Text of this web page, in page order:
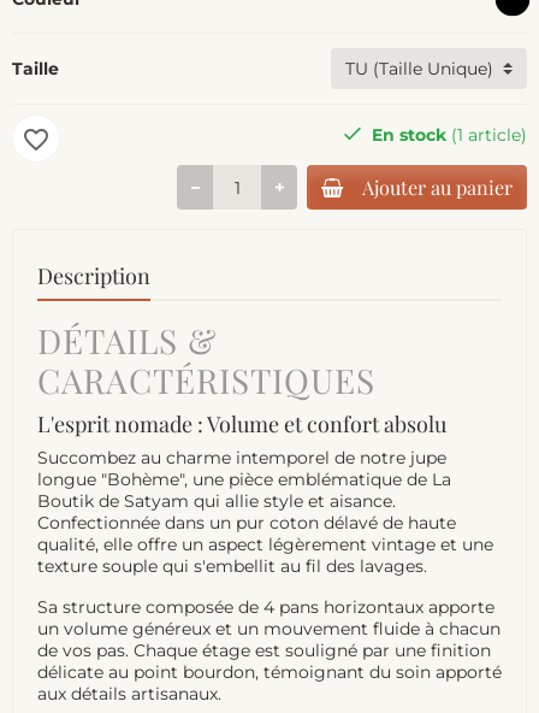
Taille
En stock (1 article)
Ajouter au panier
favorite_border
Description
DÉTAILS &
CARACTÉRISTIQUES
L'esprit nomade : Volume et confort absolu
Succombez au charme intemporel de notre jupe
longue "Bohème", une pièce emblématique de La
Boutik de Satyam qui allie style et aisance.
Confectionnée dans un pur coton délavé de haute
qualité, elle offre un aspect légèrement vintage et une
texture souple qui s'embellit au fil des lavages.
Sa structure composée de 4 pans horizontaux apporte
un volume généreux et un mouvement fluide à chacun
de vos pas. Chaque étage est souligné par une finition
délicate au point bourdon, témoignant du soin apporté
aux détails artisanaux.